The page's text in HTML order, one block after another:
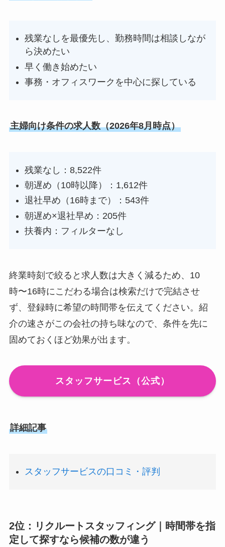
残業なしを最優先し、勤務時間は相談しなが
ら決めたい
早く働き始めたい
事務・オフィスワークを中心に探している
主婦向け条件の求人数（2026年8月時点）
残業なし：8,522件
朝遅め（10時以降）：1,612件
退社早め（16時まで）：543件
朝遅め×退社早め：205件
扶養内：フィルターなし
終業時刻で絞ると求人数は大きく減るため、10
時〜16時にこだわる場合は検索だけで完結させ
ず、登録時に希望の時間帯を伝えてください。紹
介の速さがこの会社の持ち味なので、条件を先に
固めておくほど効果が出ます。
スタッフサービス（公式）
詳細記事
スタッフサービスの口コミ・評判
2位：リクルートスタッフィング｜時間帯を指
定して探すなら候補の数が違う